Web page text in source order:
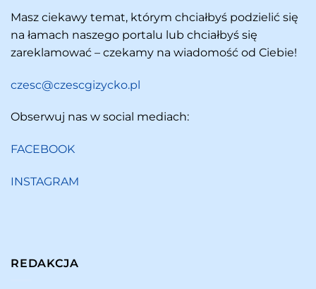
Masz ciekawy temat, którym chciałbyś podzielić się
na łamach naszego portalu lub chciałbyś się
zareklamować – czekamy na wiadomość od Ciebie!
czesc@czescgizycko.pl
Obserwuj nas w social mediach:
FACEBOOK
INSTAGRAM
REDAKCJA